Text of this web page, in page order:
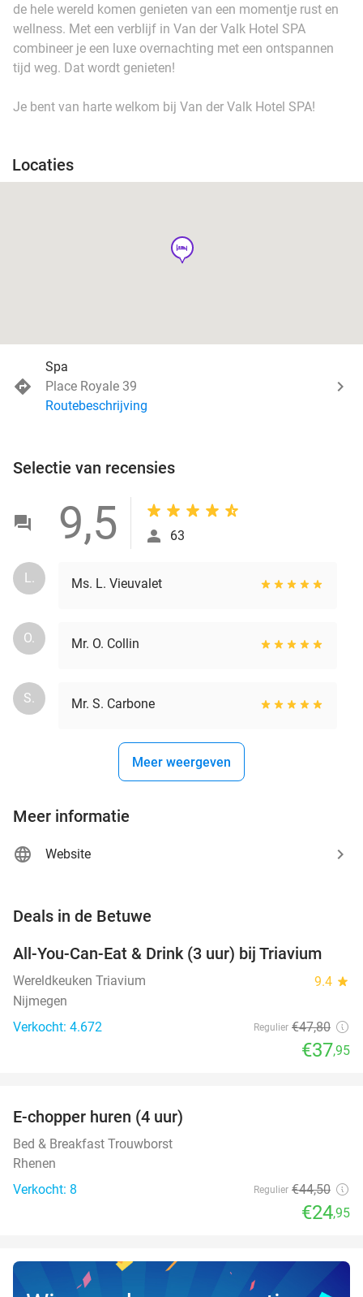
de hele wereld komen genieten van een momentje rust en
wellness. Met een verblijf in Van der Valk Hotel SPA
combineer je een luxe overnachting met een ontspannen
tijd weg. Dat wordt genieten!
Je bent van harte welkom bij Van der Valk Hotel SPA!
Locaties
hotel
Spa
Place Royale 39
Routebeschrijving
Selectie van recensies
9,5 63
L. Ms. L. Vieuvalet
O. Mr. O. Collin
S. Mr. S. Carbone
Meer weergeven
Meer informatie
Website
Deals in de Betuwe
21%
All-You-Can-Eat & Drink (3 uur) bij Triavium
Wereldkeuken Triavium 9.4 star
Nijmegen
Verkocht: 4.672
Regulier €47,80
€37,95
NEW
TODAY
E-chopper huren (4 uur)
Bed & Breakfast Trouwborst
Rhenen
Verkocht: 8
Regulier €44,50
€24,95